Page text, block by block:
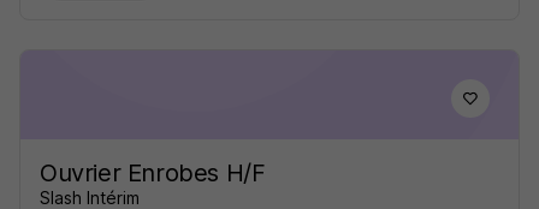
Ouvrier Enrobes H/F
Slash Intérim